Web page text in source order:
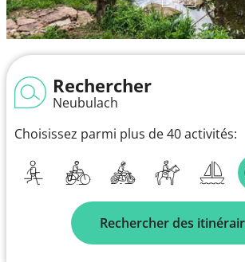
Rechercher
Neubulach
Choisissez parmi plus de 40 activités:
Rechercher des